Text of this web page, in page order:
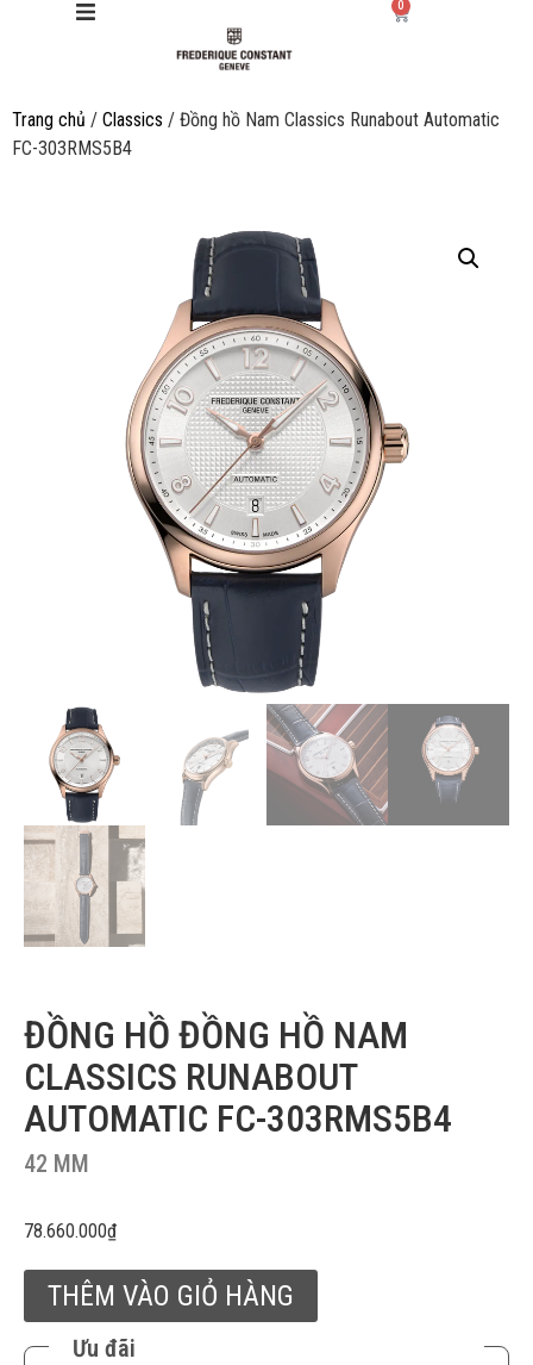
Giới thiệu
0
Trang chủ / Classics / Đồng hồ Nam Classics Runabout Automatic
FC-303RMS5B4
ĐỒNG HỒ ĐỒNG HỒ NAM
CLASSICS RUNABOUT
AUTOMATIC FC-303RMS5B4
42 MM
78.660.000₫
THÊM VÀO GIỎ HÀNG
Ưu đãi